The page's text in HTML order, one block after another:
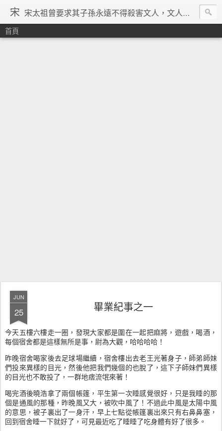
宋 宋太祖曾要求其子孫永遠不得殺害文人，文人在宋朝地位得到了空前的提升，重文輕武的風氣在宋朝達到了極致，「好男不當兵」「學而優則仕」等俗諺都是出在宋朝。在理學的興起、宗教勢力退潮、言論控制降低、市民文化興起、商品經濟繁榮與印刷術的發明等一系列背景下，宋朝優秀文人輩出，知識份子自覺意識空前覺醒。其後中國由於蒙古的入侵並對文人採取敵視政策，加上明清的八股文與文字獄嚴重壓制學人思想自由發揮，中國再也沒有出現過象宋朝一樣興盛的文化景象。 ─維基百科宋朝條下
首頁
JUN
25 畢業紀事之一
今天五樓六樓走一圈，發現大家都是圍在一起把麻將，遊戲，喝酒，
每個宿舍都是這樣無所是事，尉為大觀，哈哈哈哈！
昨晚宿舍喝家後去足球場繼續，宿舍樓出去老王光著身子，師弟師妹
們投來異樣的目光，然後他把我們幾個的也脫了，這下子師妹們異樣
的目光也不敢投了，一群地痞流氓來著！
喝完酒後曉浩拿了兩個帳篷，平生第一次睡感覺很好，只是我睡的那
個是通風的那種，昨晚風又大，被吹中風了！不過此中風是太陽中風
的意思，被子裏出了一身汗，早上七點從帳篷裏出來只有右鼻鼻塞，
回到宿舍睡一下就好了，可見最近吃了睡睡了吃身體有好了很多。